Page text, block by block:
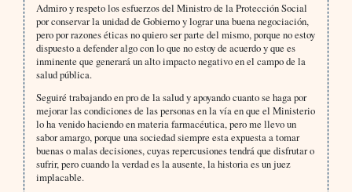
Admiro y respeto los esfuerzos del Ministro de la Protección Social
por conservar la unidad de Gobierno y lograr una buena negociación,
pero por razones éticas no quiero ser parte del mismo, porque no estoy
dispuesto a defender algo con lo que no estoy de acuerdo y que es
inminente que generará un alto impacto negativo en el campo de la
salud pública.
Seguiré trabajando en pro de la salud y apoyando cuanto se haga por
mejorar las condiciones de las personas en la vía en que el Ministerio
lo ha venido haciendo en materia farmacéutica, pero me llevo un
sabor amargo, porque una sociedad siempre esta expuesta a tomar
buenas o malas decisiones, cuyas repercusiones tendrá que disfrutar o
sufrir, pero cuando la verdad es la ausente, la historia es un juez
implacable.